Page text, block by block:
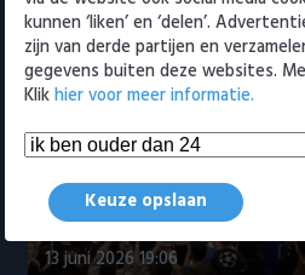
Samenvattingen
Tigers Roermond - Futsal
Amsterdam 3-0 (Roermond
kampioen)
13 juni 2026 19:06
kunnen ‘liken’ en ‘delen’.
zijn van derde partijen en
gegevens buiten deze websites.
Klikhier voor meer informatie.
Keuze opslaan